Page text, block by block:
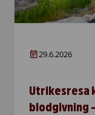
29.6.2026
Utrikesresa
blodgivning